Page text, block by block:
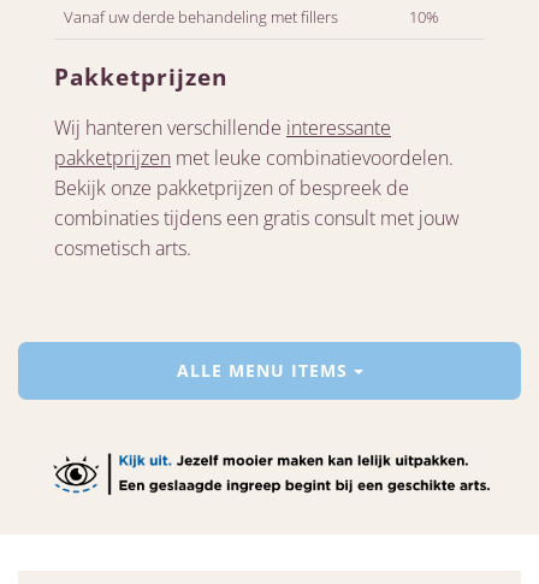
Vanaf uw derde behandeling met fillers 10%
Pakketprijzen
Wij hanteren verschillende interessante
pakketprijzen met leuke combinatievoordelen.
Bekijk onze pakketprijzen of bespreek de
combinaties tijdens een gratis consult met jouw
cosmetisch arts.
ALLE MENU ITEMS